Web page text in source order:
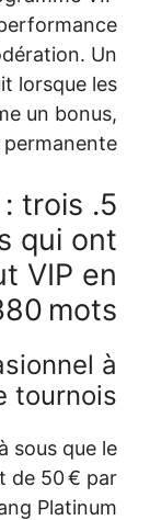
à la
modération.
lorsque
un
: trois
qui
VIP
– 380
de
à sous
de 50 €
le rang